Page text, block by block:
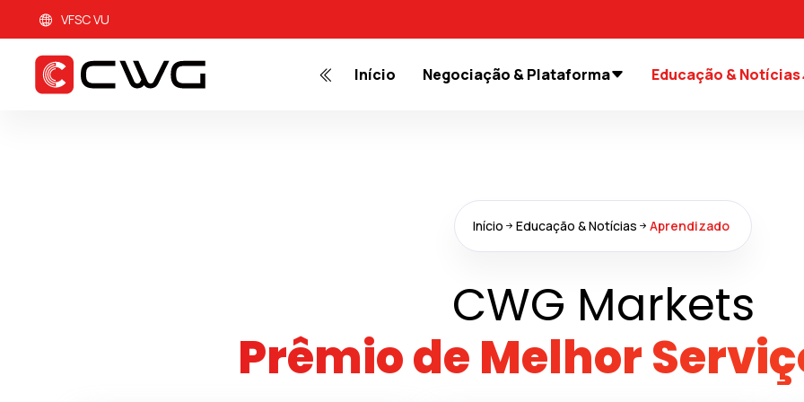
VFSC VU
Início Negociação & Plataforma Educação & Notícias
Início Educação & Notícias Aprendizado
CWG Markets
Prêmio de Melhor Serviço de